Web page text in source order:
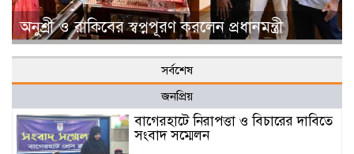
অনুশ্রী ও রাকিবের স্বপ্নপূরণ করলেন প্রধানমন্ত্রী
সর্বশেষ
জনপ্রিয়
বাগেরহাটে নিরাপত্তা ও বিচারের দাবিতে
সংবাদ সম্মেলন